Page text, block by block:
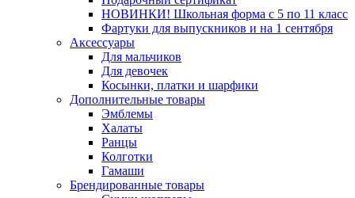
НОВИНКИ! Школьная форма с 5 по 11 класс
Фартуки для выпускников и на 1 сентября
Аксессуары
Для мальчиков
Для девочек
Косынки, платки и шарфики
Дополнительные товары
Эмблемы
Халаты
Ранцы
Колготки
Гамаши
Брендированные товары